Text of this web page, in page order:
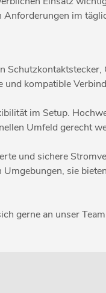
im
kompatible
im Setup.
Umfeld gerecht
und sichere
sie
gerne an unser